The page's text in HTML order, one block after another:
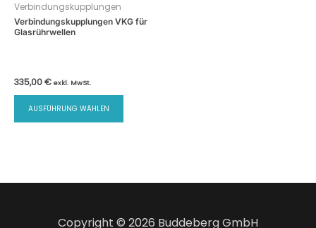
Verbindungskupplungen
Verbindungskupplungen VKG für
Glasrührwellen
335,00€ exkl. MwSt.
AUSFÜHRUNG WÄHLEN
Dieses
auf.
Copyright © 2026 Buddeberg GmbH